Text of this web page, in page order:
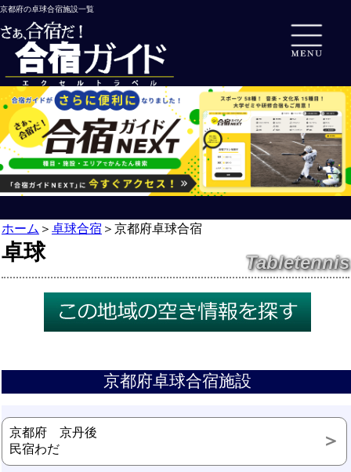
京都府の卓球合宿施設一覧
ホーム ＞ 卓球合宿 ＞ 京都府卓球合宿
卓球 Tabletennis
京都府卓球合宿施設
京都府 京丹後
民宿わだ